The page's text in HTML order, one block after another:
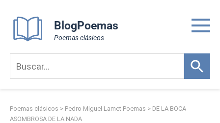
content
BlogPoemas
Poemas clásicos
Poemas clásicos > Pedro Miguel Lamet Poemas > DE LA BOCA
ASOMBROSA DE LA NADA